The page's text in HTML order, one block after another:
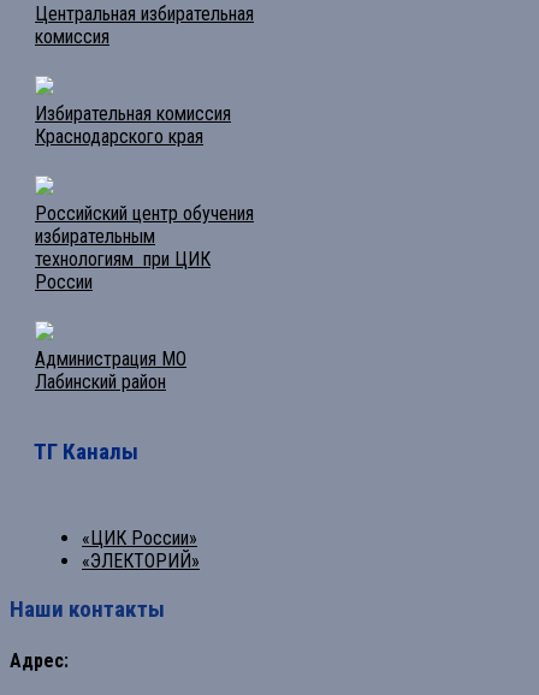
Центральная избирательная
комиссия
Избирательная комиссия
Краснодарского края
Российский центр обучения
избирательным
технологиям при ЦИК
России
Администрация МО
Лабинский район
ТГ Каналы
«ЦИК России»
«ЭЛЕКТОРИЙ»
Наши контакты
Адрес: